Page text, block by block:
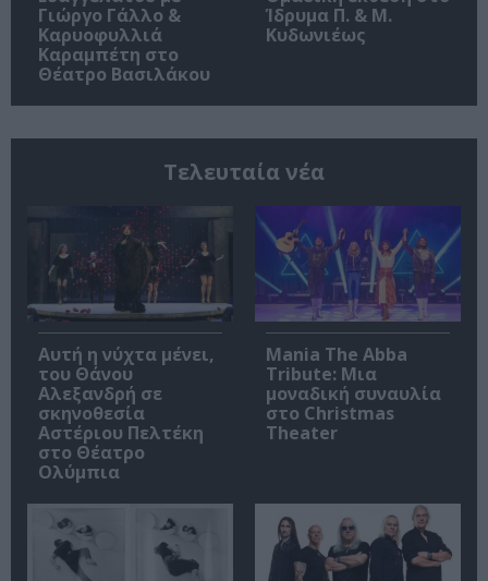
Γιώργο Γάλλο &
Καρυοφυλλιά
Καραμπέτη στο
Θέατρο Βασιλάκου
Ίδρυμα Π. & Μ.
Κυδωνιέως
Τελευταία νέα
Αυτή η νύχτα μένει,
του Θάνου
Αλεξανδρή σε
σκηνοθεσία
Αστέριου Πελτέκη
στο Θέατρο
Ολύμπια
Mania The Abba
Tribute: Μια
μοναδική συναυλία
στο Christmas
Theater